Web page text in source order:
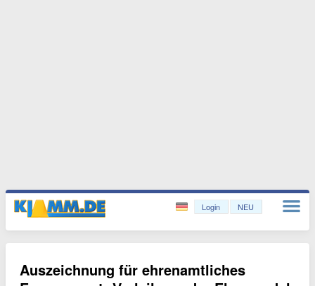
Login NEU
Auszeichnung für ehrenamtliches